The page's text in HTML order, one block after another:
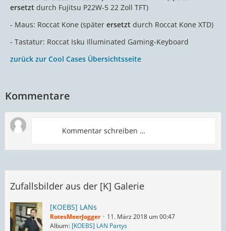
ersetzt durch Fujitsu P22W-5 22 Zoll TFT)
- Maus: Roccat Kone (später ersetzt durch Roccat Kone XTD)
- Tastatur: Roccat Isku Illuminated Gaming-Keyboard
zurück zur Cool Cases Übersichtsseite
Kommentare
Kommentar schreiben …
Zufallsbilder aus der [K] Galerie
[KOEBS] LANs
RotesMeerJogger
11. März 2018 um 00:47
Album [KOEBS] LAN Partys